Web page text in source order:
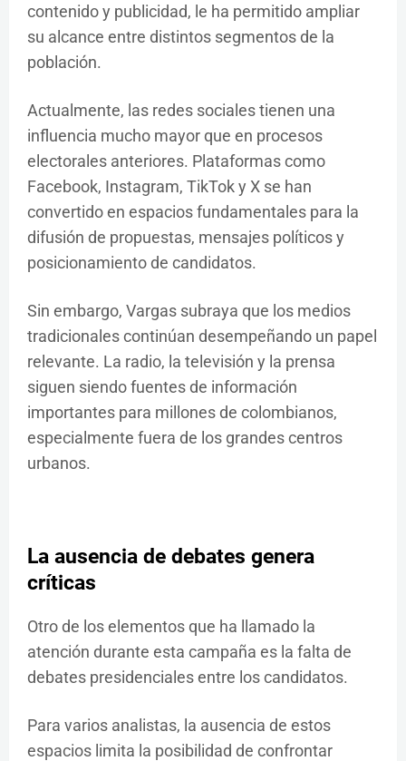
contenido y publicidad, le ha permitido ampliar
su alcance entre distintos segmentos de la
población.
Actualmente, las redes sociales tienen una
influencia mucho mayor que en procesos
electorales anteriores. Plataformas como
Facebook, Instagram, TikTok y X se han
convertido en espacios fundamentales para la
difusión de propuestas, mensajes políticos y
posicionamiento de candidatos.
Sin embargo, Vargas subraya que los medios
tradicionales continúan desempeñando un papel
relevante. La radio, la televisión y la prensa
siguen siendo fuentes de información
importantes para millones de colombianos,
especialmente fuera de los grandes centros
urbanos.
La ausencia de debates genera
críticas
Otro de los elementos que ha llamado la
atención durante esta campaña es la falta de
debates presidenciales entre los candidatos.
Para varios analistas, la ausencia de estos
espacios limita la posibilidad de confrontar